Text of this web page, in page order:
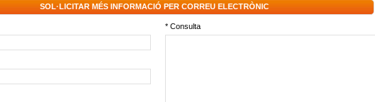
SOL·LICITAR MÉS INFORMACIÓ PER CORREU ELECTRÒNIC
* Consulta